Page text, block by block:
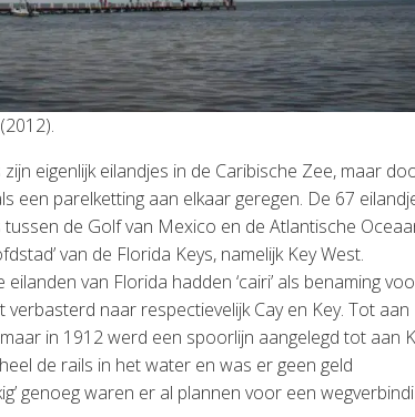
eigenlijk eilandjes in de Caribische Zee, maar
een parelketting aan elkaar geregen. De 67
de Golf van Mexico en de Atlantische
van de Florida Keys, namelijk Key West.
van Florida hadden ‘cairi’ als benaming
naar respectievelijk Cay en Key. Tot aan
in 1912 werd een spoorlijn aangelegd tot aan
de rails in het water en was er geen geld
genoeg waren er al plannen voor een